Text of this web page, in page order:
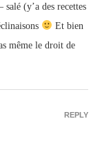
(y’a des recettes
Et bien
même le droit de
REPLY